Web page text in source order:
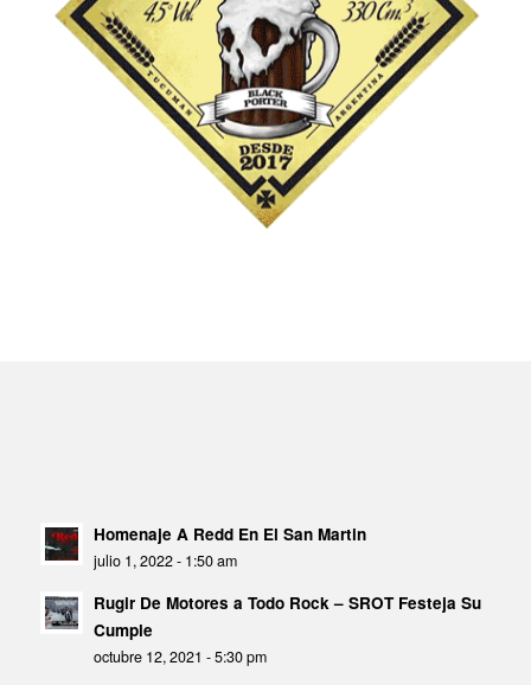
Homenaje A Redd En El San Martin
julio 1, 2022 - 1:50 am
Rugir De Motores a Todo Rock – SROT Festeja Su
Cumple
octubre 12, 2021 - 5:30 pm